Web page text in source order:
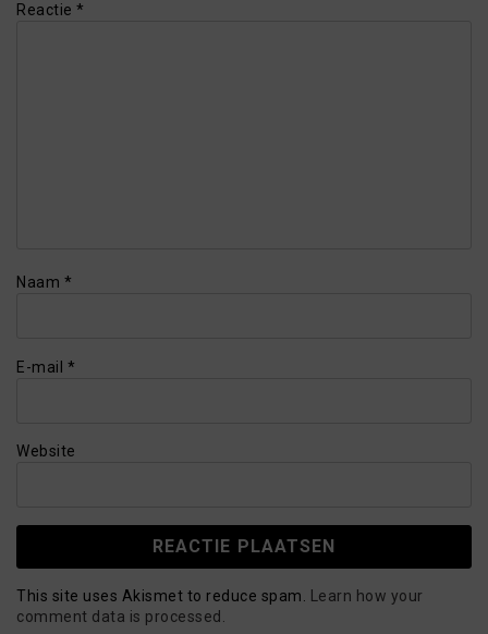
Reactie *
Naam *
E-mail *
Website
This site uses Akismet to reduce spam.
Learn how your
comment data is processed.